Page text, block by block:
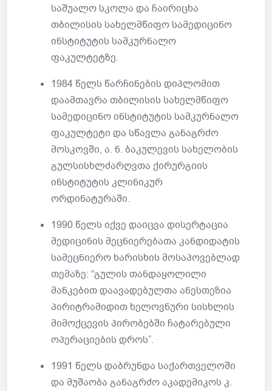
საშუალო სკოლა და ჩაირიცხა
თბილისის სახელმწიფო სამედიცინო
ინსტიტუტის სამკურნალო
ფაკულტეტზე.
1984 წელს წარჩინების დიპლომით
დაამთავრა თბილისის სახელმწიფო
სამედიცინო ინსტიტუტის სამკურნალო
ფაკულტეტი და სწავლა განაგრძო
მოსკოვში, ა. ნ. ბაკულევის სახელობის
გულსისხლძარღვთა ქირურგიის
ინსტიტუტის კლინიკურ
ორდინატურაში.
1990 წელს იქვე დაიცვა დისერტაცია
მედიცინის მეცნიერებათა კანდიდატის
სამეცნიერო ხარისხის მოსაპოვებლად
თემაზე: “გულის თანდაყოლილი
მანკებით დაავადებულთა ანესთეზია
პირიტრამიდით ხელოვნური სისხლის
მიმოქცევის პირობებში ჩატარებული
ოპერაციების დროს”.
1991 წელს დაბრუნდა საქართველოში
და მუშაობა განაგრძო აკადემიკოს კ.